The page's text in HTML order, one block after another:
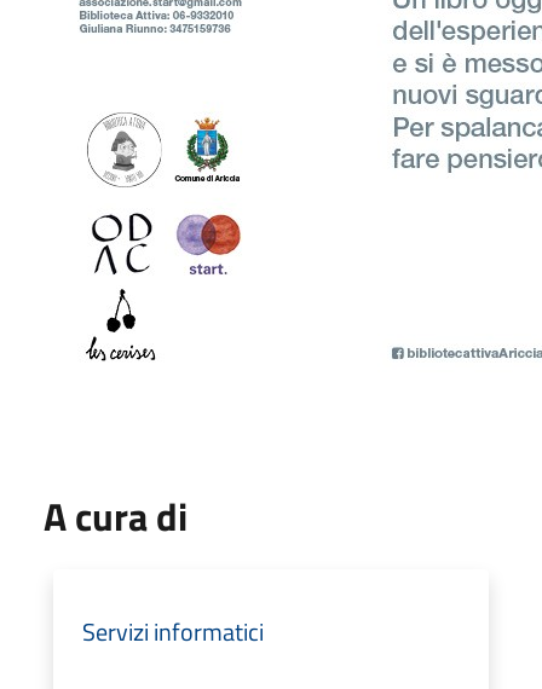
A cura di
Servizi informatici